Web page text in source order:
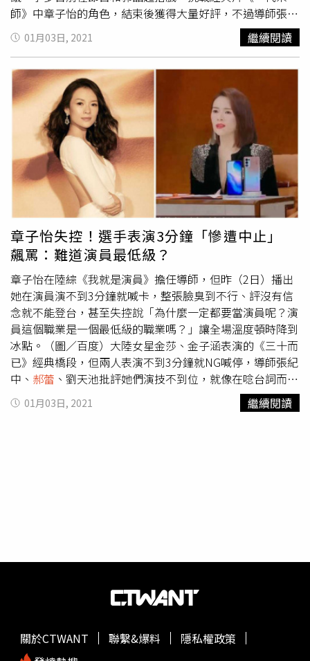
師》中章子怡的角色，結束後獲得大量好評，不過導師張紀
中卻提到，「可是我聽說（妳）比較難搞，尤其《白鹿原》
是把妳換掉了」，李夢當下立刻紅了眼眶表示，「我覺得我
是一個性格很有缺陷的人」。 張頌文說李夢曾要求道具組
拿兩顆一模一樣的蘋果，郝蕾
翻攝自中國浙江衛視官方頻道YouTube）包括2020年曾和李
夢合作《隱密的角落》的張頌文就舉了一個例子，提到有一
幕，是李夢即興表演地拿起蘋果邊削皮邊說台詞，這個細節
讓導演辛爽非常滿意，馬上要再拍另外一個角度，李夢於是
請道具組再拿一顆蘋果來，結果她認為全部都不符合她要
求，被勸這世界沒有一模一樣的蘋果時，她還說，「最好找
到一樣的吧」。道具組最後在半夜出去買，導演辛爽也衝著
工作人員發脾氣，「怎麼沒有把蘋果準備好」，當張頌文說
有勸李夢遇到這種事情小聲就好時，一旁的 郝蕾就跳出來反
駁，「小聲說更磨人，真的這世界上沒有（一樣的）兩個蘋
果，我承認我也知道張頌文老師想說妳認真，但認真絕不是
跟蘋果較勁」。 李夢向曾合作過的工作人員和演員道歉。
（圖／翻攝自中國浙江衛視官方頻道YouTube）李夢向曾合
作過的工作人員和演員道歉。（圖／翻攝自中國浙江衛視官
方頻道YouTube）李夢滿是淚水感謝張頌文的提攜與幫助，
更說在《隱密的角落》能將王瑤演得成功都是托對方的福，
最後她也向出道以來合作過的所有人員道歉，「我那時候還
是一個更任性的女孩，我現在已經懂事多了，我真的…我會
努力的，真的對不起曾經跟我合作過的製片人、導演也好，
還有所有演員也好，如果給你們添麻煩是我錯，對不起」，
01月03日, 2021 繼續閱讀
章子怡失控！選手表演3分鐘「慘遭中止」
飆罵：難道演員最低級？
章子怡在陸綜《我就是演員》擔任導師，但昨（2日）播出
她在演員演不到3分鐘就喊卡，整張臉臭到不行、評沒有信
念就不能登台，甚至失控說「為什麼一定都要當演員呢？演
員這個職業是一個最低級的職業嗎？」讓全場溫度頓時降到
冰點。（圖／百度）大陸女星金莎、金子涵表演的《三十而
已》經典橋段，但兩人表演不到3分鐘就NG喊停，導師張紀
中、 郝蕾 、劉天池批評她們演技不到位，就像在唸台詞而
已。郝蕾直接開嗆金莎歌手跨界，但能力不行就不要強跨。
（圖／愛奇藝）章子怡更是不爽，難得在螢光幕前擺出臭
視頻）
01月03日, 2021 繼續閱讀
關於CTWANT 聯繫&爆料
隱私權政策